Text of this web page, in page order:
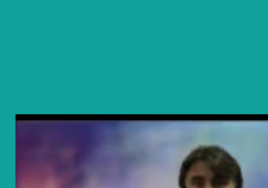
Lecteur
vidéo